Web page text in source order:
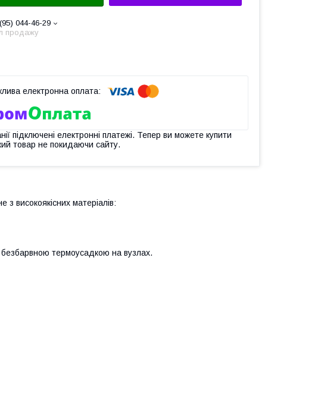
044-46-29
продажу
підключені електронні платежі. Тепер ви можете купити
товар не покидаючи сайту.
високоякісних матеріалів:
термоусадкою на вузлах.